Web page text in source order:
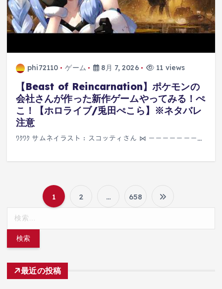
phi72110 ゲーム 8月 7, 2026 11 views
【Beast of Reincarnation】ポケモンの
会社さんが作った新作ゲームやってみる！ぺ
こ！【ホロライブ/兎田ぺこら】※ネタバレ
注意
ﾜｸﾜｸ サムネイラスト：スコッティさん ⋈ －－－－－－－…
投
稿
1 2 … 658
最近の投稿